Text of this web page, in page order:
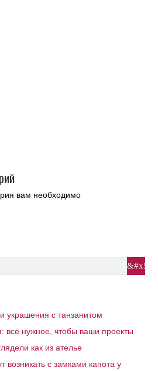
вам необходимо
украшения с танзанитом
всё нужное, чтобы ваши проекты
как из ателье
возникать с замками капота у